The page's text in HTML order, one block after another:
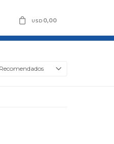
USD0,00
Recomendados